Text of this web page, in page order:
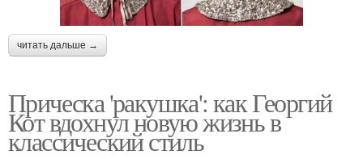
читать дальше →
Прическа 'ракушка': как Георгий
Кот вдохнул новую жизнь в
классический стиль